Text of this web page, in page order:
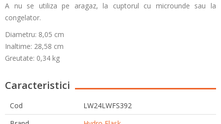
A nu se utiliza pe aragaz, la cuptorul cu microunde sau la
congelator.
Diametru: 8,05 cm
Inaltime: 28,58 cm
Greutate: 0,34 kg
Caracteristici
Cod
LW24LWFS392